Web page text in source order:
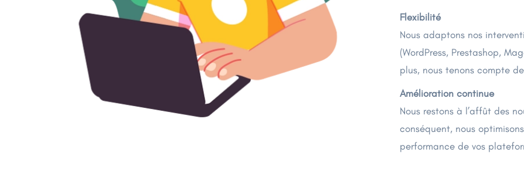
Flexibilité
Nous adaptons nos
(WordPress, Prestashop,
plus, nous tenons compte
Amélioration continue
Nous restons à l’affût des
conséquent, nous
performance de vos